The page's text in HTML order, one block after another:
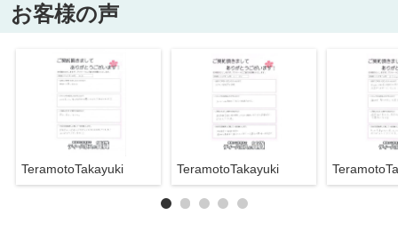
お客様の声
TeramotoTakayuki TeramotoTakayuki